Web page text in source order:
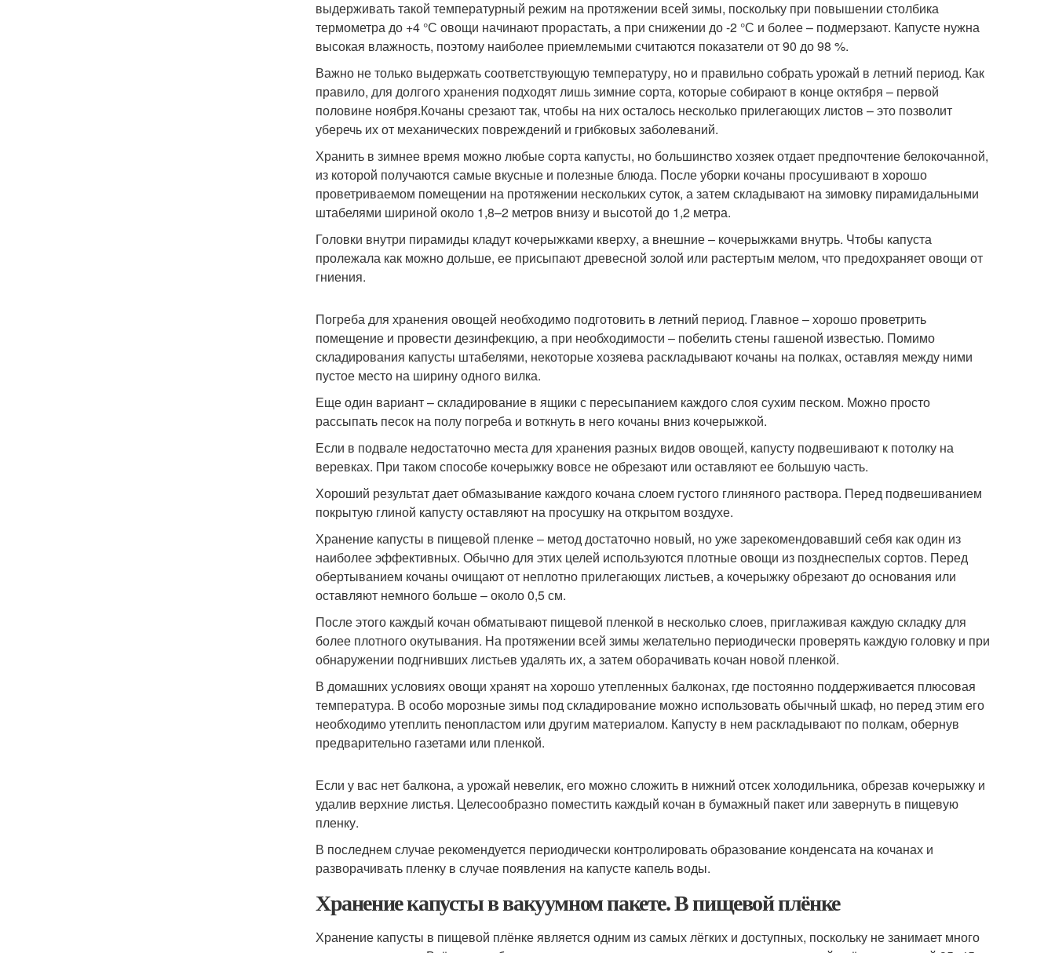
выдерживать такой температурный режим на протяжении всей зимы, поскольку при повышении столбика
термометра до +4 °С овощи начинают прорастать, а при снижении до -2 °С и более – подмерзают. Капусте нужна
высокая влажность, поэтому наиболее приемлемыми считаются показатели от 90 до 98 %.
Важно не только выдержать соответствующую температуру, но и правильно собрать урожай в летний период. Как
правило, для долгого хранения подходят лишь зимние сорта, которые собирают в конце октября – первой
половине ноября.Кочаны срезают так, чтобы на них осталось несколько прилегающих листов – это позволит
уберечь их от механических повреждений и грибковых заболеваний.
Хранить в зимнее время можно любые сорта капусты, но большинство хозяек отдает предпочтение белокочанной,
из которой получаются самые вкусные и полезные блюда. После уборки кочаны просушивают в хорошо
проветриваемом помещении на протяжении нескольких суток, а затем складывают на зимовку пирамидальными
штабелями шириной около 1,8–2 метров внизу и высотой до 1,2 метра.
Головки внутри пирамиды кладут кочерыжками кверху, а внешние – кочерыжками внутрь. Чтобы капуста
пролежала как можно дольше, ее присыпают древесной золой или растертым мелом, что предохраняет овощи от
гниения.
Погреба для хранения овощей необходимо подготовить в летний период. Главное – хорошо проветрить
помещение и провести дезинфекцию, а при необходимости – побелить стены гашеной известью. Помимо
складирования капусты штабелями, некоторые хозяева раскладывают кочаны на полках, оставляя между ними
пустое место на ширину одного вилка.
Еще один вариант – складирование в ящики с пересыпанием каждого слоя сухим песком. Можно просто
рассыпать песок на полу погреба и воткнуть в него кочаны вниз кочерыжкой.
Если в подвале недостаточно места для хранения разных видов овощей, капусту подвешивают к потолку на
веревках. При таком способе кочерыжку вовсе не обрезают или оставляют ее большую часть.
Хороший результат дает обмазывание каждого кочана слоем густого глиняного раствора. Перед подвешиванием
покрытую глиной капусту оставляют на просушку на открытом воздухе.
Хранение капусты в пищевой пленке – метод достаточно новый, но уже зарекомендовавший себя как один из
наиболее эффективных. Обычно для этих целей используются плотные овощи из позднеспелых сортов. Перед
обертыванием кочаны очищают от неплотно прилегающих листьев, а кочерыжку обрезают до основания или
оставляют немного больше – около 0,5 см.
После этого каждый кочан обматывают пищевой пленкой в несколько слоев, приглаживая каждую складку для
более плотного окутывания. На протяжении всей зимы желательно периодически проверять каждую головку и при
обнаружении подгнивших листьев удалять их, а затем оборачивать кочан новой пленкой.
В домашних условиях овощи хранят на хорошо утепленных балконах, где постоянно поддерживается плюсовая
температура. В особо морозные зимы под складирование можно использовать обычный шкаф, но перед этим его
необходимо утеплить пенопластом или другим материалом. Капусту в нем раскладывают по полкам, обернув
предварительно газетами или пленкой.
Если у вас нет балкона, а урожай невелик, его можно сложить в нижний отсек холодильника, обрезав кочерыжку и
удалив верхние листья. Целесообразно поместить каждый кочан в бумажный пакет или завернуть в пищевую
пленку.
В последнем случае рекомендуется периодически контролировать образование конденсата на кочанах и
разворачивать пленку в случае появления на капусте капель воды.
Хранение капусты в вакуумном пакете. В пищевой плёнке
Хранение капусты в пищевой плёнке является одним из самых лёгких и доступных, поскольку не занимает много